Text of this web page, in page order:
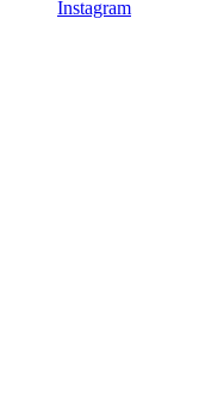
Instagram